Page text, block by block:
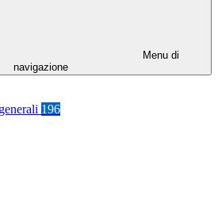
Menu di
navigazione
196